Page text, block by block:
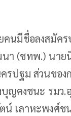
คนมีชื่อลงสมัค
า (ชทพ.) นาย
ปฐม ส่วนของ
ญคงชนะ รมว.
น์ เลาหะพงศ์